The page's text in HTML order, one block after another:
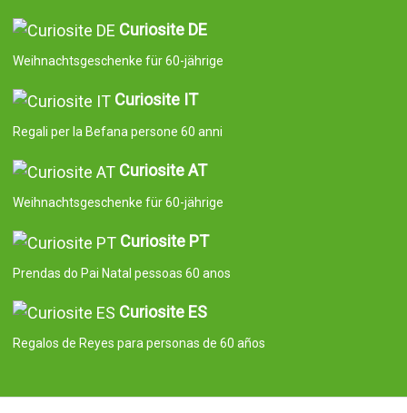
Curiosite DE
Weihnachtsgeschenke für 60-jährige
Curiosite IT
Regali per la Befana persone 60 anni
Curiosite AT
Weihnachtsgeschenke für 60-jährige
Curiosite PT
Prendas do Pai Natal pessoas 60 anos
Curiosite ES
Regalos de Reyes para personas de 60 años